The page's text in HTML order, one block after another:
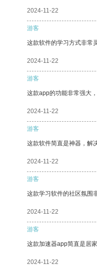
2024-11-22
游客
这款软件的学习方式非常
2024-11-22
游客
这款app的功能非常强大
2024-11-22
游客
这款软件简直是神器，解
2024-11-22
游客
这款学习软件的社区氛围
2024-11-22
游客
这款加速器app简直是居
2024-11-22